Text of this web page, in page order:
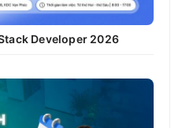
Developer 2026